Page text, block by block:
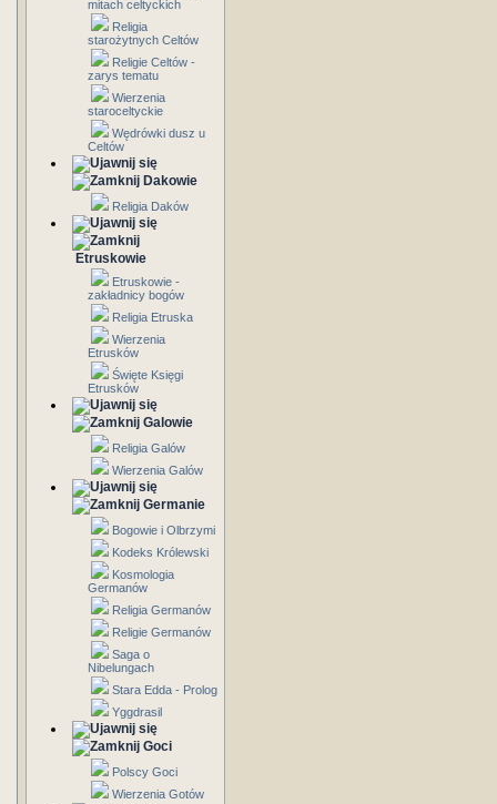
mitach celtyckich
Religia
starożytnych Celtów
Religie Celtów -
zarys tematu
Wierzenia
staroceltyckie
Wędrówki dusz u
Celtów
Dakowie
Religia Daków
Etruskowie
Etruskowie -
zakładnicy bogów
Religia Etruska
Wierzenia
Etrusków
Święte Księgi
Etrusków
Galowie
Religia Galów
Wierzenia Galów
Germanie
Bogowie i Olbrzymi
Kodeks Królewski
Kosmologia
Germanów
Religia Germanów
Religie Germanów
Saga o
Nibelungach
Stara Edda - Prolog
Yggdrasil
Goci
Polscy Goci
Wierzenia Gotów